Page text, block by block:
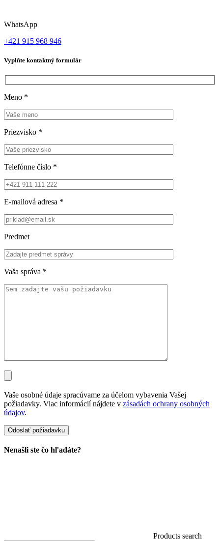
WhatsApp
+421 915 968 946
Vyplňte kontaktný formulár
Meno *
Priezvisko *
Telefónne číslo *
E-mailová adresa *
Predmet
Vaša správa *
Vaše osobné údaje spracúvame za účelom vybavenia Vašej
požiadavky. Viac informácií nájdete v zásadách ochrany osobných
údajov.
Nenašli ste čo hľadáte?
Products search